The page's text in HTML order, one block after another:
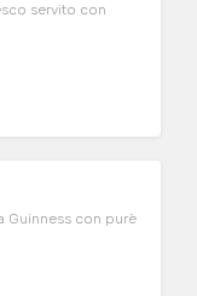
servito con
Guinness con purè